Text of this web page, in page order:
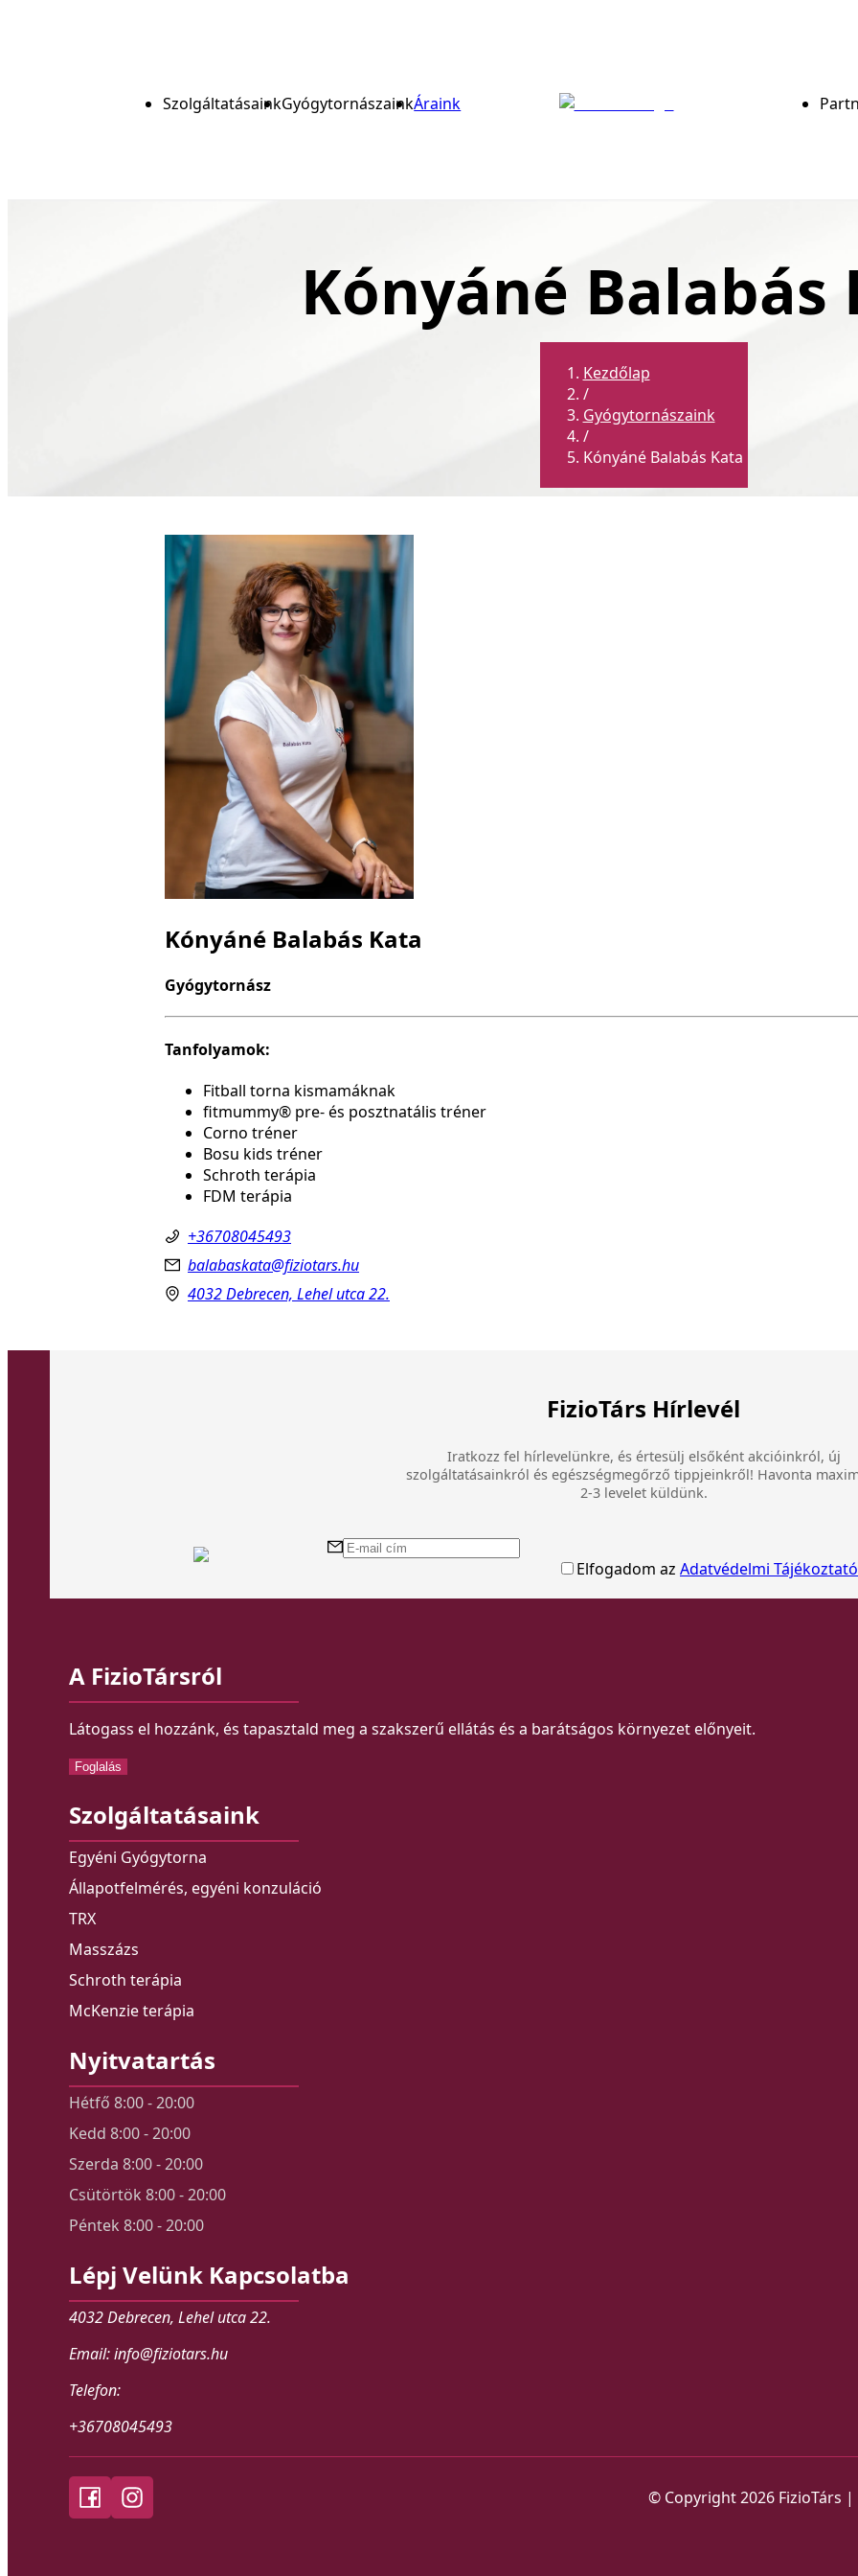
SzolgáltatásainkGyógytornászainkÁraink
Kónyáné Balabás
Kezdőlap
/
Gyógytornászaink
/
Kónyáné Balabás Kata
Kónyáné Balabás Kata
Gyógytornász
Tanfolyamok:
Fitball torna kismamáknak
fitmummy® pre- és posztnatális tréner
Corno tréner
Bosu kids tréner
Schroth terápia
FDM terápia
+36708045493
balabaskata@fiziotars.hu
4032 Debrecen, Lehel utca 22.
FizioTárs Hírlevél
Iratkozz fel hírlevelünkre, és értesülj elsőként akcióinkról, új
szolgáltatásainkról és egészségmegőrző tippjeinkről! Havonta
2-3 levelet küldünk.
Elfogadom az Adatvédelmi
A FizioTársról
Látogass el hozzánk, és tapasztald meg a szakszerű ellátás és a barátságos környezet előnyeit.
Foglalás
Szolgáltatásaink
Egyéni Gyógytorna
Állapotfelmérés, egyéni konzuláció
TRX
Masszázs
Schroth terápia
McKenzie terápia
Nyitvatartás
Hétfő 8:00 - 20:00
Kedd 8:00 - 20:00
Szerda 8:00 - 20:00
Csütörtök 8:00 - 20:00
Péntek 8:00 - 20:00
Lépj Velünk Kapcsolatba
4032 Debrecen, Lehel utca 22.
Email: info@fiziotars.hu
Telefon:
+36708045493
© Copyright2026 FizioTárs |